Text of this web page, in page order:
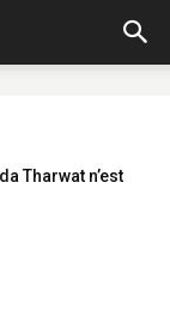
Tharwat n’est